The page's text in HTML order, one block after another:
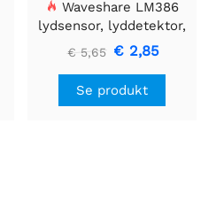
Waveshare LM386
lydsensor, lyddetektor,
kompatibel med Arduino
€ 5,65 € 2,85
Se produkt